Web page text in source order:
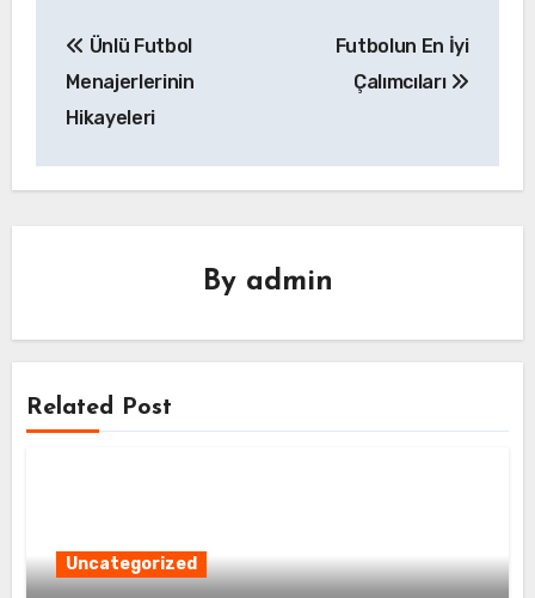
gezinmesi
Ünlü Futbol
Menajerlerinin
Hikayeleri
Futbolun En İyi
Çalımcıları
By admin
Related Post
Uncategorized